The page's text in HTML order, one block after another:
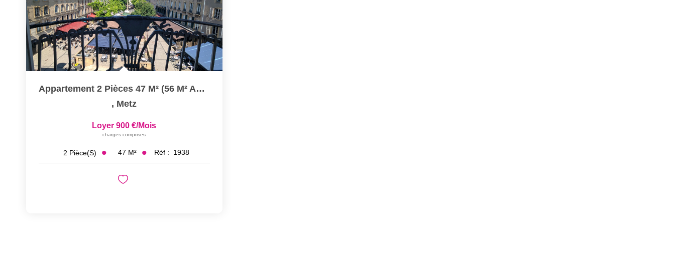
Appartement 2 Pièces 47 M² (56 M² Au Sol) À Louer À METZ...
, Metz
Loyer 900 €/mois
charges comprises
2 Pièce(s) 47 M² Réf : 1938